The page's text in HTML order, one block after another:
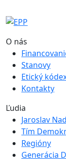
O nás
Stanovy
Etický
Kontakty
Ľudia
Jaroslav
Tím
Regióny
Generácia D